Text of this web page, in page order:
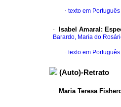
· texto em Português
· Isabel Amaral :
Barardo, Maria do
· texto em Português
(Auto)-Retrato
· Maria Teresa